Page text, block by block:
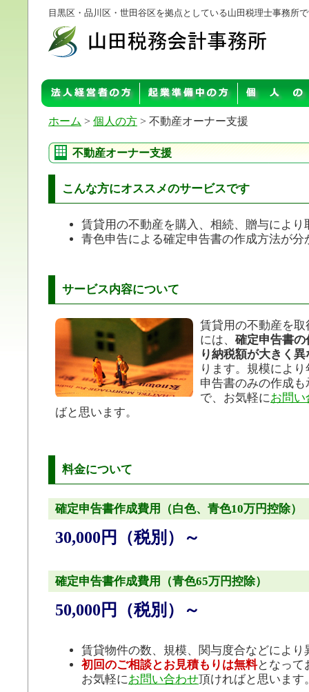
目黒区・品川区・世田谷区を拠点としている山田税理士事務所
ホーム > 個人の方 > 不動産オーナー支援
不動産オーナー支援
こんな方にオススメのサービスです
賃貸用の不動産を購入、相続、贈与により
青色申告による確定申告書の作成方法が分
サービス内容について
賃貸用の不動産を
には、 確定申告書
り納税額が大きく異
ります。規模によ
申告書のみの作成
で、お気軽にお問い
ばと思います。
料金について
確定申告書作成費用（白色、青色10万円控除）
30,000円（税別）～
確定申告書作成費用（青色65万円控除）
50,000円（税別）～
賃貸物件の数、規模、関与度合などにより
初回のご相談とお見積もりは無料となって
お気軽にお問い合わせ頂ければと思います